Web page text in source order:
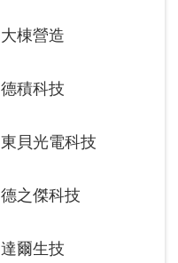
大棟營造
德積科技
東貝光電科技
德之傑科技
達爾生技